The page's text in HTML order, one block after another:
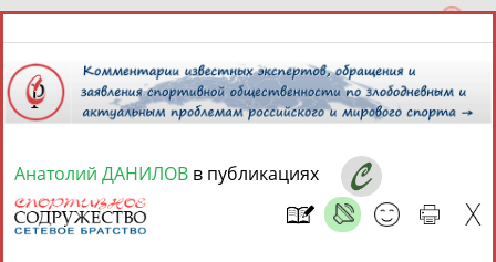
8 августа 2026 года,
СПОРТСМЕНЫ, ТРЕНЕРЫ И СПЕЦИАЛИСТЫ
Анатолий ДАНИЛОВ в публикациях